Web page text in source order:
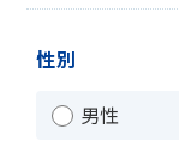
性別
男性